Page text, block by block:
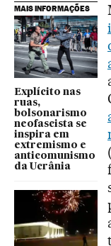
MAIS INFORMAÇÕES
Explícito nas
ruas,
bolsonarismo
neofascista se
inspira em
extremismo e
anticomunismo
da Ucrânia